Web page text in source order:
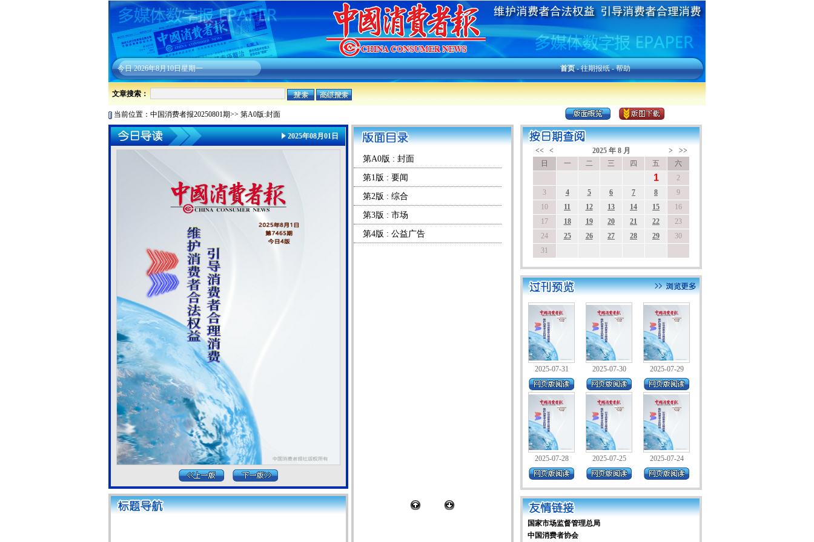
今日2026年8月10日星期一 首页-往期报纸-帮助
文章搜索：
当前位置： 中国消费者报20250801期>> 第A0版:封面
2025年08月01日
第A0版 : 封面
第1版 : 要闻
第2版 : 综合
第3版 : 市场
第4版 : 公益广告
2025-07-31 2025-07-30 2025-07-29
2025-07-28 2025-07-25 2025-07-24
国家市场监督管理总局
中国消费者协会